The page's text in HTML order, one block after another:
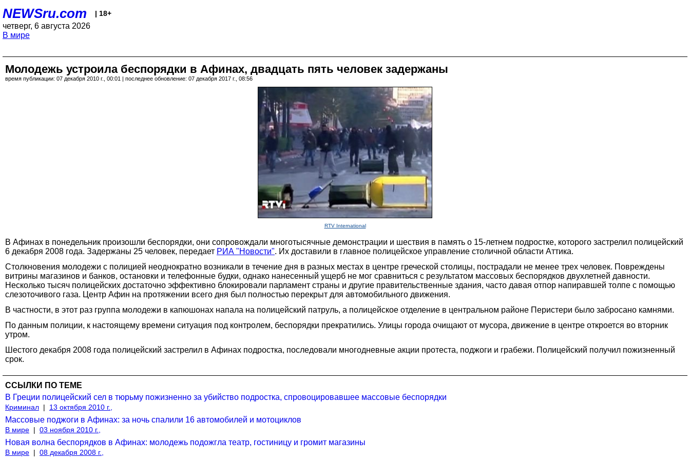
NEWSru.com | 18+
четверг, 6 августа 2026
В мире
Молодежь устроила беспорядки в Афинах, двадцать пять человек задержаны
время публикации: 07 декабря 2010 г., 00:01 | последнее обновление: 07 декабря 2017 г., 08:56
RTV International
В Афинах в понедельник произошли беспорядки, они сопровождали многотысячные демонстрации и шествия в память о 15-летнем подростке, которого застрелил полицейский
6 декабря 2008 года. Задержаны 25 человек, передает РИА "Новости". Их доставили в главное полицейское управление столичной области Аттика.
Столкновения молодежи с полицией неоднократно возникали в течение дня в разных местах в центре греческой столицы, пострадали не менее трех человек. Повреждены
витрины магазинов и банков, остановки и телефонные будки, однако нанесенный ущерб не мог сравниться с результатом массовых беспорядков двухлетней давности.
Несколько тысяч полицейских достаточно эффективно блокировали парламент страны и другие правительственные здания, часто давая отпор напиравшей толпе с помощью
слезоточивого газа. Центр Афин на протяжении всего дня был полностью перекрыт для автомобильного движения.
В частности, в этот раз группа молодежи в капюшонах напала на полицейский патруль, а полицейское отделение в центральном районе Перистери было забросано камнями.
По данным полиции, к настоящему времени ситуация под контролем, беспорядки прекратились. Улицы города очищают от мусора, движение в центре откроется во вторник
утром.
Шестого декабря 2008 года полицейский застрелил в Афинах подростка, последовали многодневные акции протеста, поджоги и грабежи. Полицейский получил пожизненный
срок.
ССЫЛКИ ПО ТЕМЕ
В Греции полицейский сел в тюрьму пожизненно за убийство подростка, спровоцировавшее массовые беспорядки
Криминал | 13 октября 2010 г.,
Массовые поджоги в Афинах: за ночь спалили 16 автомобилей и мотоциклов
В мире | 03 ноября 2010 г.,
Новая волна беспорядков в Афинах: молодежь подожгла театр, гостиницу и громит магазины
В мире | 08 декабря 2008 г.,